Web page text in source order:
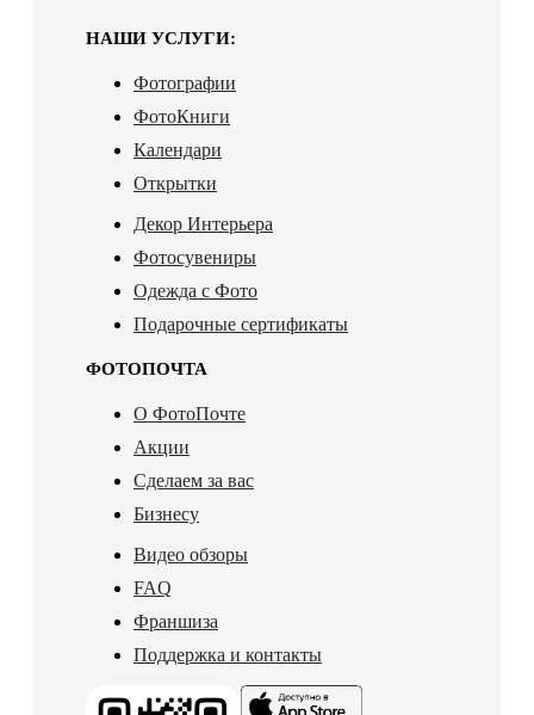
НАШИ УСЛУГИ:
Фотографии
ФотоКниги
Календари
Открытки
Декор Интерьера
Фотосувениры
Одежда с Фото
Подарочные сертификаты
ФОТОПОЧТА
О ФотоПочте
Акции
Сделаем за вас
Бизнесу
Видео обзоры
FAQ
Франшиза
Поддержка и контакты